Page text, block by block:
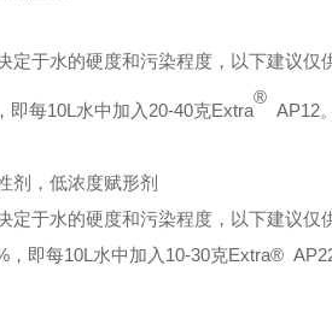
于水的硬度和污染程度，以下建议仅
，即每10L 水中加入 20-40克Extra
®
AP12。
剂，低浓度赋形剂
于水的硬度和污染程度，以下建议仅
，即每10L 水中加入 10-30克Extra®